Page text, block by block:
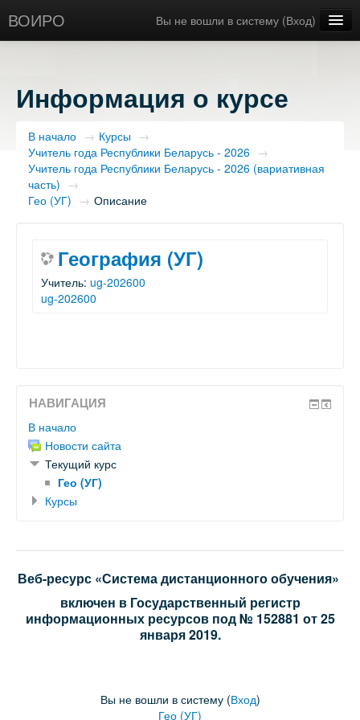
ВОИРО Вы не вошли в систему (Вход)
Информация о курсе
В начало → Курсы →
Учитель года Республики Беларусь - 2026 →
Учитель года Республики Беларусь - 2026 (вариативная
часть) →
Гео (УГ) → Описание
География (УГ)
Учитель: ug-202600
ug-202600
НАВИГАЦИЯ
В начало
Новости сайта
Текущий курс
Гео (УГ)
Курсы
Веб-ресурс «Система дистанционного обучения»
включен в Государственный регистр
информационных ресурсов под № 152881 от 25
января 2019.
Вы не вошли в систему (Вход)
Гео (УГ)